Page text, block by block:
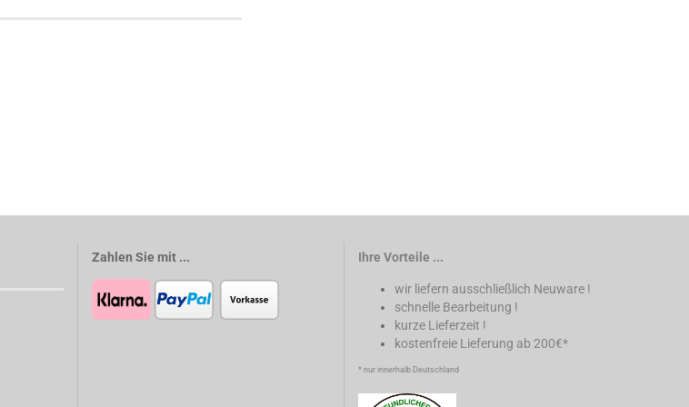
Zahlen Sie mit ... Ihre Vorteile ...
wir liefern ausschließlich Neuware !
schnelle Bearbeitung !
kurze Lieferzeit !
kostenfreie Lieferung ab 200€*
* nur innerhalb Deutschland